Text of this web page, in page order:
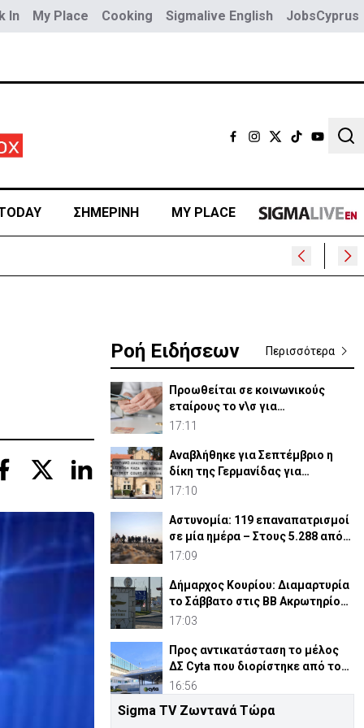
In My Place Cooking Sigmalive English JobsCyprus
ΣΗΜΕΡΙΝΗ MY PLACE
Ροή Ειδήσεων Περισσότερα
Προωθείται σε κοινωνικούς
εταίρους το ν\σ για
συνταξιοδοτικό
17:11
Αναβλήθηκε για Σεπτέμβριο η
δίκη της Γερμανίδας για
σφετερισμό ε/κ περιουσιών
17:10
Αστυνομία: 119 επαναπατρισμοί
σε μία ημέρα – Στους 5.288 από
την αρχή του έτου
17:09
Δήμαρχος Κουρίου: Διαμαρτυρία
το Σάββατο στις ΒΒ Ακρωτηρίου
για νέες κεραίες
17:03
Προς αντικατάσταση το μέλος
ΔΣ Cyta που διορίστηκε από το
Υπουργικό
16:56
Συνελήφθη και η σύζυγος του
Sigma TV Ζωντανά Τώρα